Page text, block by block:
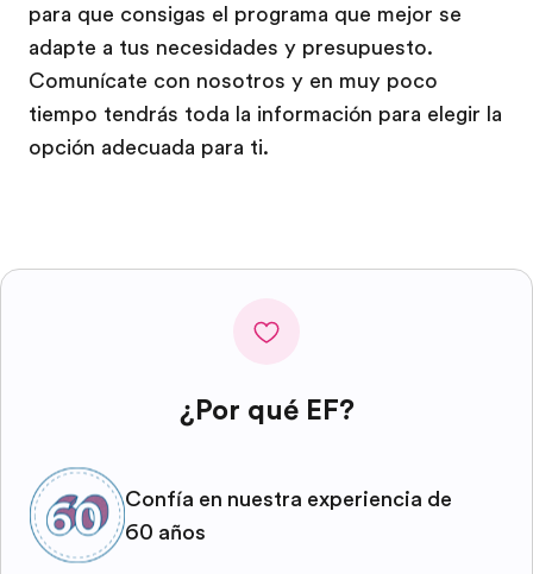
para que consigas el programa que mejor se
adapte a tus necesidades y presupuesto.
Comunícate con nosotros y en muy poco
tiempo tendrás toda la información para elegir la
opción adecuada para ti.
¿Por qué EF?
Confía en nuestra experiencia de
60 años